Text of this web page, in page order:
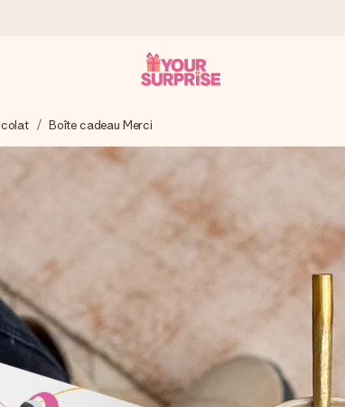
– pour que vous puissiez l’offrir au bon moment,
4,7 sur Google Reviews (total de tous les pays où
votre photo ou un message qui touche le cœur.
Boîte cadeau Merci